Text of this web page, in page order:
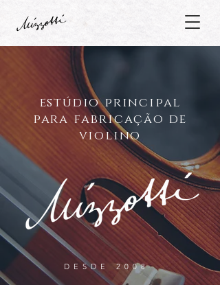
estúdio principal
para fabricação de
violino
DESDE 2008